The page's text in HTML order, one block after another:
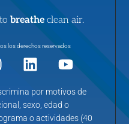
to breathe clean air.
los derechos reservados
por motivos de
sexo, edad o
o actividades (40